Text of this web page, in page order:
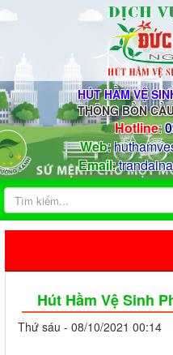
HÚT HẦM VỆ
THÔNG BỒN
Hotline:
Web:
Email:
Hút Hầm Vệ Sinh
Thứ sáu - 08/10/2021 00:14